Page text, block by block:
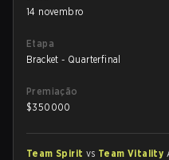
14 novembro
Etapa
Bracket - Quarterfinal
Premiação
$350000
Team Spirit vs Team Vitality